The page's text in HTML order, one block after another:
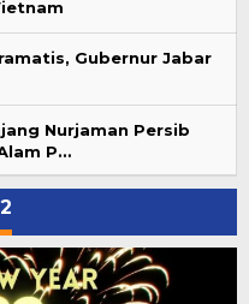
Gubernur Jabar
Nurjaman Persib
P…